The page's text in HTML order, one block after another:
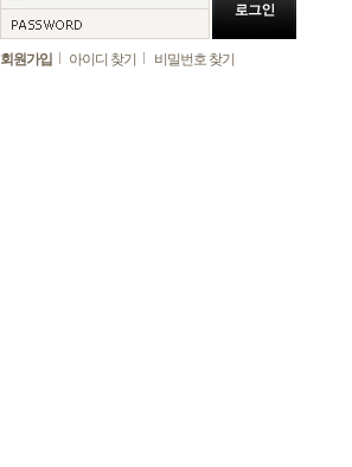
회원가입 아이디 찾기 비밀번호 찾기